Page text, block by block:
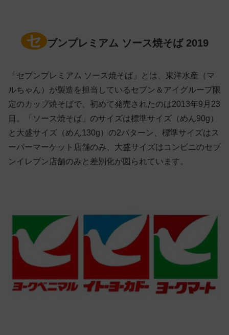
セ ブンプレミアム ソース焼そば 2019
「セブンプレミアム ソース焼そば」とは、東洋水産（マ
ルちゃん）が製造を担当しているセブン＆アイグループ限
定のカップ焼そばで、初めて発売されたのは2013年9月23
日。「ソース焼そば」のサイズは標準サイズ（めん90g）
と大盛サイズ（めん130g）の2パターン、標準サイズはス
ーパーマーケット店舗のみ、大盛サイズはコンビニのセブ
ンイレブン店舗のみと差別化が図られています。